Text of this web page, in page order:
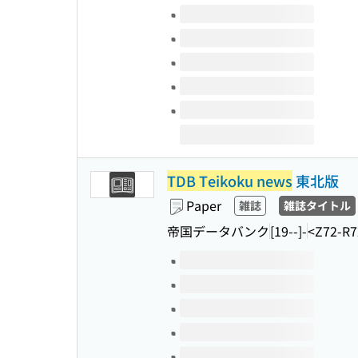
Volumes of this title
TDB Teikoku news 東北版
Paper 雑誌 雑誌タイトル
帝国データバンク[19--]-<Z72-
Volumes of this title